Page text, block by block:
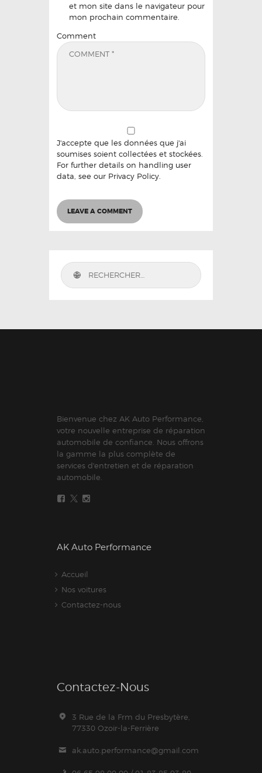
et mon site dans le navigateur pour
mon prochain commentaire.
Comment
J'accepte que les données que j'ai
soumises soient collectées et stockées.
For further details on handling user
data, see our Privacy Policy
Bienvenue chez AK Auto Performance,
votre nouvelle entreprise de réparation
automobile de confiance. Nous offrons
la gamme la plus complète de
services d'entretien et de réparation
automobile.
AK Auto Performance
Accueil
Nos voitures
Contactez-nous
Contactez-Nous
3 Rue de la Frm du Presbytère,
77330 Ozoir-la-Ferrière
ak.auto.performance@gmail.com